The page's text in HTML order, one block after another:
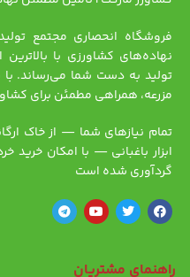
فروشگاه انحصاری مجتمع
نهاده‌های کشاورزی با
تولید به دست شما می‌رساند. با
مزرعه، همراهی مطمئن برای
تمام نیازهای شما — از خاک
ابزار باغبانی — با امکان خرید
گردآوری شده است
راهنمای مشتریان